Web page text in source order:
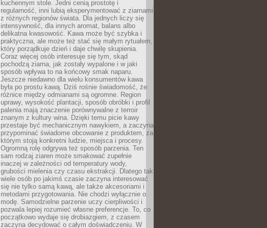
kuchennym stole. Jedni cenią prostotę i
regularność, inni lubią eksperymentować z ziarnami
z różnych regionów świata. Dla jednych liczy się
intensywność, dla innych aromat, balans albo
delikatna kwasowość. Kawa może być szybka i
praktyczna, ale może też stać się małym rytuałem,
który porządkuje dzień i daje chwilę skupienia.
Coraz więcej osób interesuje się tym, skąd
pochodzą ziarna, jak zostały wypalone i w jaki
sposób wpływa to na końcowy smak naparu.
Jeszcze niedawno dla wielu konsumentów kawa
była po prostu kawą. Dziś rośnie świadomość, że
różnice między odmianami są ogromne. Region
uprawy, wysokość plantacji, sposób obróbki i profil
palenia mają znaczenie porównywalne z terroir
znanym z kultury wina. Dzięki temu picie kawy
przestaje być mechanicznym nawykiem, a zaczyna
przypominać świadome obcowanie z produktem, za
którym stoją konkretni ludzie, miejsca i procesy.
Ogromną rolę odgrywa też sposób parzenia. Ten
sam rodzaj ziaren może smakować zupełnie
inaczej w zależności od temperatury wody,
grubości mielenia czy czasu ekstrakcji. Dlatego tak
wiele osób po jakimś czasie zaczyna interesować
się nie tylko samą kawą, ale także akcesoriami i
metodami przygotowania. Nie chodzi wyłącznie o
modę. Samodzielne parzenie uczy cierpliwości i
pozwala lepiej rozumieć własne preferencje. To, co
początkowo wydaje się drobiazgiem, z czasem
zaczyna decydować o całym doświadczeniu. W